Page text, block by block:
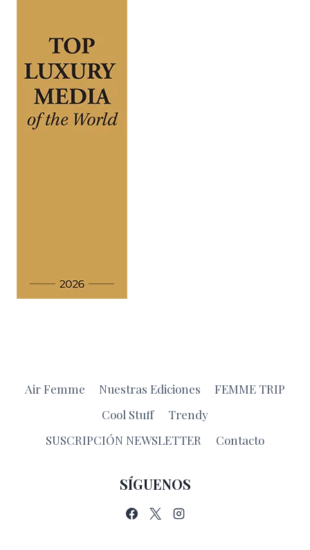
Air Femme Nuestras Ediciones
FEMME TRIP
Cool Stuff
Trendy
SUSCRIPCIÓN NEWSLETTER
Contacto
SÍGUENOS